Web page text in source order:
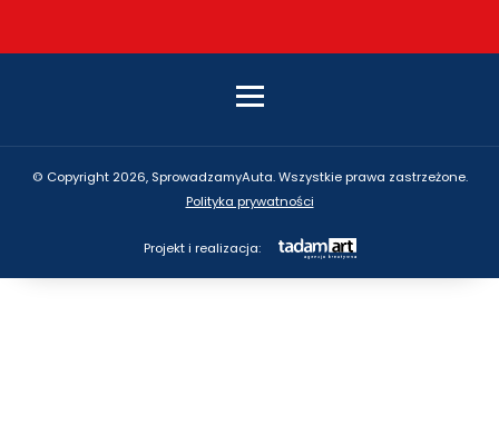
© Copyright 2026, SprowadzamyAuta. Wszystkie prawa zastrzeżone.
Polityka prywatności
Projekt i realizacja: